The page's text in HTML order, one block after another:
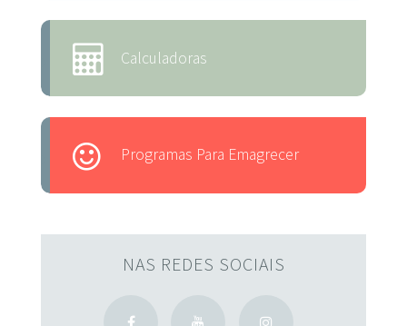
Calculadoras
Programas Para Emagrecer
NAS REDES SOCIAIS